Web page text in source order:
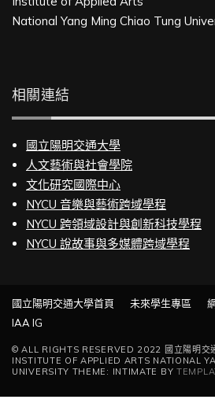
National Yang Ming Chiao Tung
相關連結
國立陽明交通大學
人文藝術與社會學院
文化研究國際中心
NYCU 音樂與藝術跨域學程
NYCU 跨領域設計與創新科技學程
NYCU 說故事與多媒體跨域學程
© ALL RIGHTS RESERVED 2022 國立陽明交
INSTITUTE OF APPLIED ARTS NATIONAL
UNIVERSITY THEME: INTIMATE BY
國立陽明交通大學首頁 未來學生專區
IAA IG